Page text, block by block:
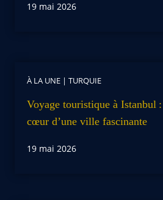
19 mai 2026
À LA UNE | TURQUIE
Voyage touristique à Istanbul
cœur d’une ville fascinante
19 mai 2026